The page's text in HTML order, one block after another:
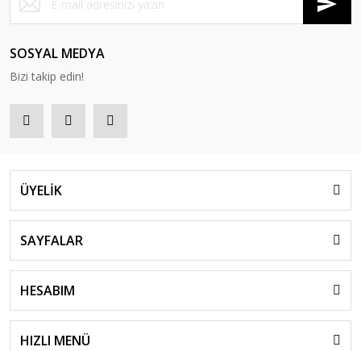
SOSYAL MEDYA
Bizi takip edin!
ÜYELİK
SAYFALAR
HESABIM
HIZLI MENÜ